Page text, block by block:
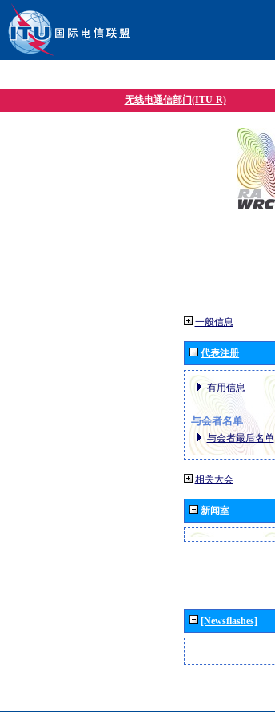
无线电通信部门(ITU-R)
一般信息
代表注册
有用信息
与会者名单
与会者最后名单
相关大会
新闻室
[Newsflashes]